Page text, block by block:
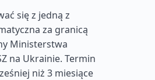
się z jedną z
za granicą
Ministerstwa
na Ukrainie. Termin
niż 3 miesiące